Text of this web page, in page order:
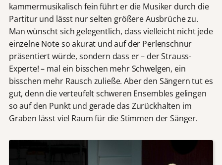
kammermusikalisch fein führt er die Musiker durch die
Partitur und lässt nur selten größere Ausbrüche zu.
Man wünscht sich gelegentlich, dass vielleicht nicht jede
einzelne Note so akurat und auf der Perlenschnur
präsentiert würde, sondern dass er – der Strauss-
Experte! – mal ein bisschen mehr Schwelgen, ein
bisschen mehr Rausch zuließe. Aber den Sängern tut es
gut, denn die verteufelt schweren Ensembles gelingen
so auf den Punkt und gerade das Zurückhalten im
Graben lässt viel Raum für die Stimmen der Sänger.